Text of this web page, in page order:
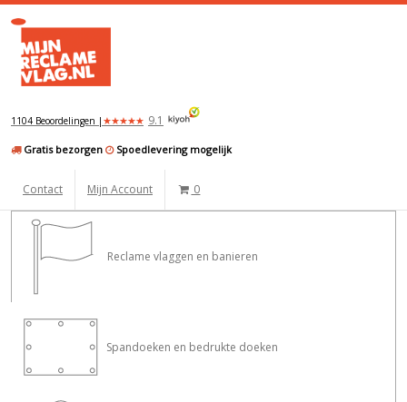
1104 Beoordelingen | ★★★★★ 9.1
Gratis bezorgen Spoedlevering mogelijk
Contact Mijn Account 0
Reclame vlaggen en banieren
Spandoeken en bedrukte doeken